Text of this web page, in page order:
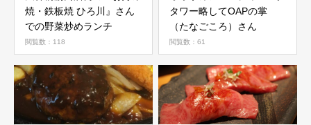
焼・鉄板焼 ひろ川』さん
での野菜炒めランチ
閲覧数：118
タワー略してOAPの掌
（たなごころ）さん
閲覧数：61